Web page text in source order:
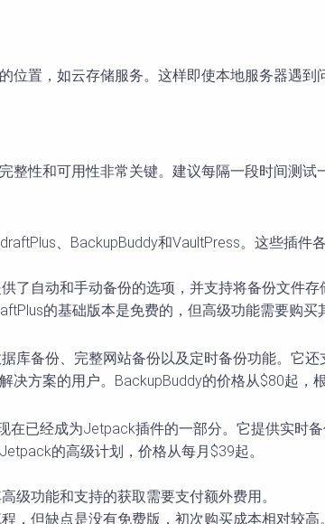
置，如云存储服务。这样即使本地服务器遇到
性和可用性非常关键。建议每隔一段时间测试
、BackupBuddy和VaultPress。这些插
了自动和手动备份的选项，并支持将备份文件
的基础版本是免费的，但高级功能需要购买
库备份、完整网站备份以及定时备份功能。它
方案的用户。BackupBuddy的价格从$80起，
已经成为Jetpack插件的一部分。它提供实时
的高级计划，价格从每月$39起。
级功能和支持的获取需要支付额外费用。
，但缺点是没有免费版，初次购买成本相对较高。